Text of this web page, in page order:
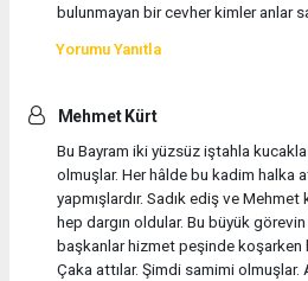
bulunmayan bir cevher kimler anlar
Yorumu Yanıtla
Mehmet Kürt
Bu Bayram iki yüzsüz iştahla
olmuşlar. Her hâlde bu kadim halka
yapmışlardır. Sadık ediş ve
hep dargın oldular. Bu büyük
başkanlar hizmet peşinde
Çaka attılar. Şimdi samimi olmuşlar.